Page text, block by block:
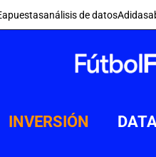
apuestasanálisis de datosAdidas
INVERSIÓN